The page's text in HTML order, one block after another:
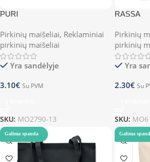
PURI
Pirkinių maišeliai, Reklaminiai
pirkinių maišeliai
Yra sandėlyje
3.10€ Su PVM
SKU: MO2790-13
RASSA
Pirkinių
pirkinių
Yra
2.30€ Su
SKU:
Galima spauda Galima